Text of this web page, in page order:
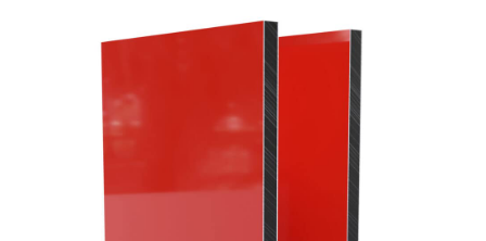
PVC Schuim
Accessoires